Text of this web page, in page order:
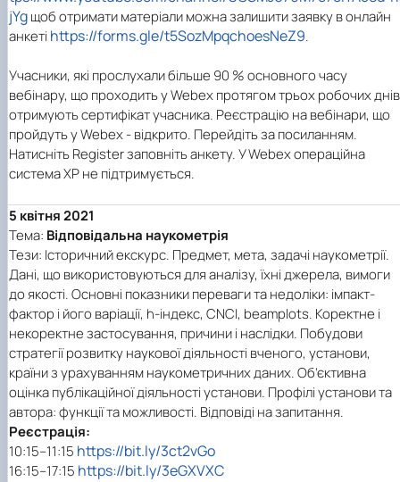
Звіти гуртка та публікації
Фотогалерея
Звіти гуртка та публікації
Фотогалерея
Звіти гуртка та публікації
jYgщоб отримати матеріали можна залишити заявку в онлайн
анкеті https://forms.gle/t5SozMpqchoesNeZ9.
Учасники, які прослухали більше 90 % основного часу
вебінару, що проходить у Webex протягом трьох робочих днів
отримують сертифікат учасника. Реєстрацію на вебінари, що
пройдуть у Webex - відкрито. Перейдіть за посиланням.
Натисніть Register заповніть анкету. У Webex операційна
система XP не підтримується.
5 квітня 2021
Тема: Відповідальна наукометрія
Тези: Історичний екскурс. Предмет, мета, задачі наукометрії.
Дані, що використовуються для аналізу, їхні джерела, вимоги
до якості. Основні показники переваги та недоліки: імпакт-
фактор і його варіації, h-індекс, CNCI, beamplots. Коректне і
некоректне застосування, причини і наслідки. Побудови
стратегії розвитку наукової діяльності вченого, установи,
країни з урахуванням наукометричних даних. Об’єктивна
оцінка публікаційної діяльності установи. Профілі установи та
автора: функції та можливості. Відповіді на запитання.
Реєстрація:
10:15–11:15 https://bit.ly/3ct2vGo
16:15–17:15 https://bit.ly/3eGXVXC